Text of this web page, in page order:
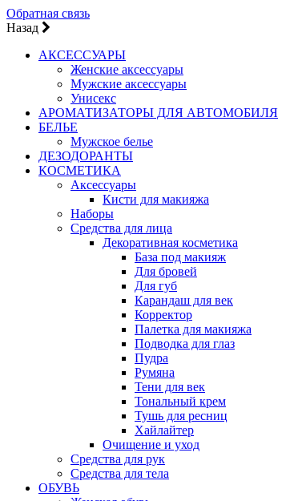
Обратная связь
Назад
АКСЕССУАРЫ
Женские аксессуары
Мужские аксессуары
Унисекс
АРОМАТИЗАТОРЫ ДЛЯ АВТОМОБИЛЯ
БЕЛЬЕ
Мужское белье
ДЕЗОДОРАНТЫ
КОСМЕТИКА
Аксессуары
Кисти для макияжа
Наборы
Средства для лица
Декоративная косметика
База под макияж
Для бровей
Для губ
Карандаш для век
Корректор
Палетка для макияжа
Подводка для глаз
Пудра
Румяна
Тени для век
Тональный крем
Тушь для ресниц
Хайлайтер
Очищение и уход
Средства для рук
Средства для тела
ОБУВЬ